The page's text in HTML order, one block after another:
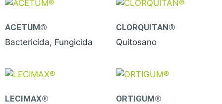
ACETUM®
Bactericida, Fungicida
CLORQUITAN®
Quitosano
LECIMAX®
ORTIGUM®